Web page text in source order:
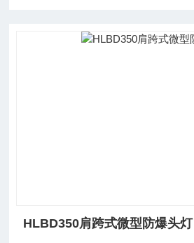
HLBD350肩跨式微型防爆头灯